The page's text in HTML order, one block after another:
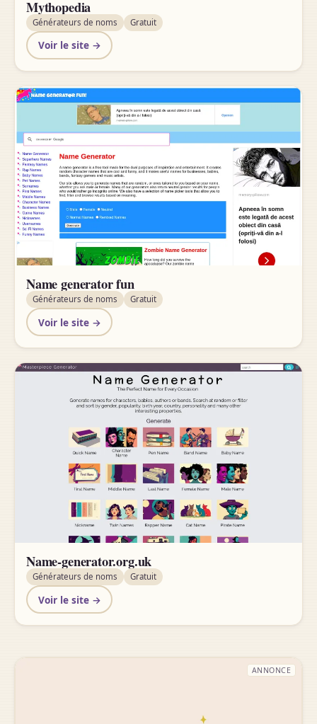
Mythopedia
Générateurs de noms Gratuit
Voir le site →
Name generator fun
Générateurs de noms Gratuit
Voir le site →
Name-generator.org.uk
Générateurs de noms Gratuit
Voir le site →
ANNONCE